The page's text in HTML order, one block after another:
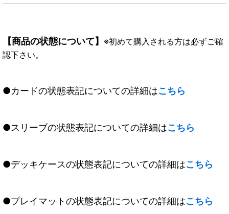
【商品の状態について】 ※初めて購入される方は必ずご確
認下さい。
●カードの状態表記についての詳細はこちら
●スリーブの状態表記についての詳細はこちら
●デッキケースの状態表記についての詳細はこちら
●プレイマットの状態表記についての詳細はこちら